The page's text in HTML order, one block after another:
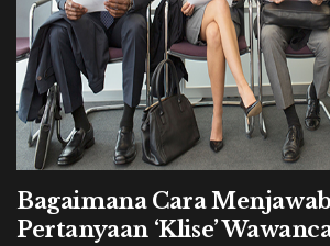
Bagaimana Cara
Pertanyaan ‘Klise’